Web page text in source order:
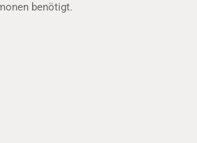
benötigt.